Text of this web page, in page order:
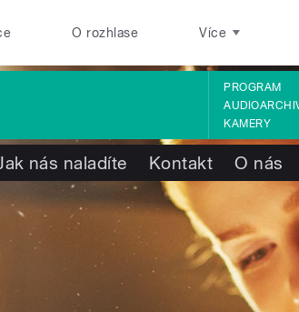
O rozhlase Více
PROGRAM
KAMERY
nás naladíte Kontakt O nás